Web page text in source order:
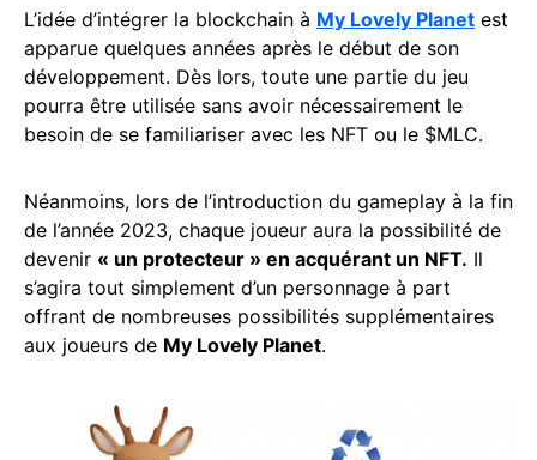
L’idée d’intégrer la blockchain à My Lovely Planet est
apparue quelques années après le début de son
développement. Dès lors, toute une partie du jeu
pourra être utilisée sans avoir nécessairement le
besoin de se familiariser avec les NFT ou le $MLC.
Néanmoins, lors de l’introduction du gameplay à la fin
de l’année 2023, chaque joueur aura la possibilité de
devenir « un protecteur » en acquérant un NFT. Il
s’agira tout simplement d’un personnage à part
offrant de nombreuses possibilités supplémentaires
aux joueurs de My Lovely Planet.